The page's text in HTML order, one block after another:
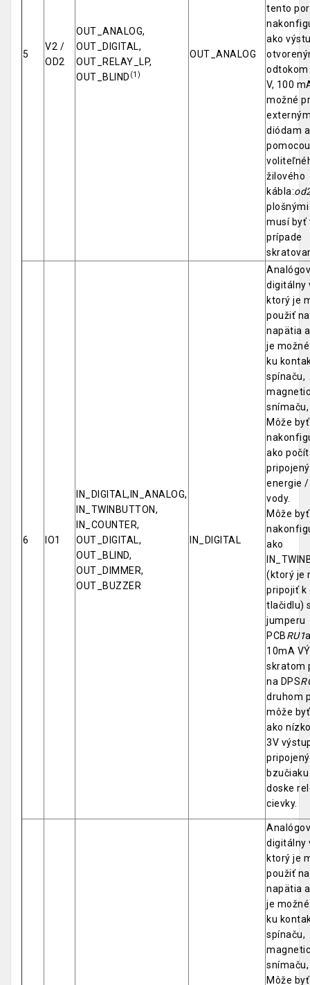
5
V2 /
OD2
OUT_ANALOG,
OUT_DIGITAL,
OUT_RELAY_LP,
OUT_BLIND (1)
OUT_ANALOG
tento
ako
odtokom
V, 100
možné
diódam
pomocou
žilového
kábla:
musí byť
prípade
6 IO1
IN_DIGITAL,IN_ANALOG,
IN_TWINBUTTON,
IN_COUNTER,
OUT_DIGITAL,
OUT_BLIND,
OUT_DIMMER,
OUT_BUZZER
IN_DIGITAL
digitálny
ktorý je
použiť
napätia
je
ku
spínaču,
snímaču,
Môže byť
ako
energie
vody.
Môže byť
ako
(ktorý je
pripojiť k
tlačidlu)
jumperu
PCBRU1
10mA
skratom
na DPS
druhom
môže
ako
3V
doske
cievky.
digitálny
ktorý je
použiť
napätia
je
ku
spínaču,
snímaču,
Môže byť